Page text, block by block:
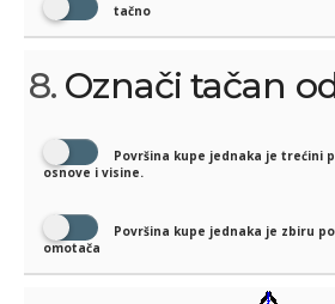
tačno
8. Označi tačan
Površina kupe jednaka je trećini
osnove i visine.
Površina kupe jednaka je zbiru
omotača